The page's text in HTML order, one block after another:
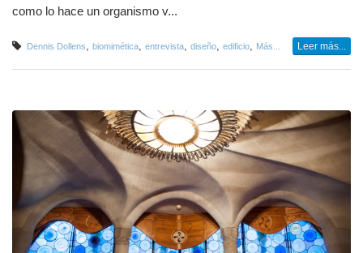
como lo hace un organismo v...
Dennis Dollens, biomimética, entrevista, diseño, edificio, Más... Leer más...